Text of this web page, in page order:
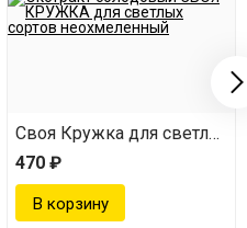
сортов
Своя Кружка для светлых
470 ₽